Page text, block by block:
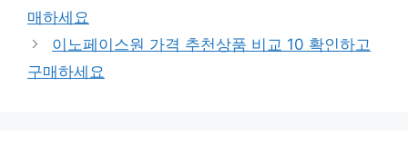
리
매하세요
이노페이스원 가격 추천상품 비교 10 확인하고
구매하세요